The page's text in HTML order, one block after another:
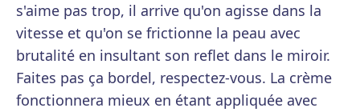
s'aime pas trop, il arrive qu'on agisse dans la
vitesse et qu'on se frictionne la peau avec
brutalité en insultant son reflet dans le miroir.
Faites pas ça bordel, respectez-vous. La crème
fonctionnera mieux en étant appliquée avec